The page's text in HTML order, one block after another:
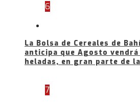
6
La Bolsa de Cereales de
anticipa que Agosto
heladas, en gran parte de
7